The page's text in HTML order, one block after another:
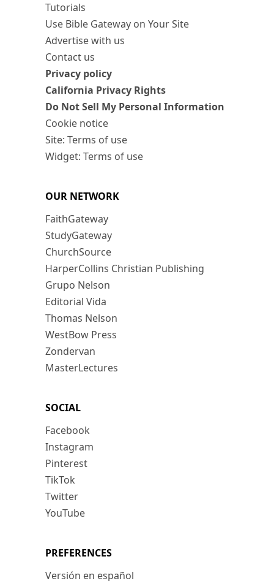
Tutorials
Use Bible Gateway on Your Site
Advertise with us
Contact us
Privacy policy
California Privacy Rights
Do Not Sell My Personal Information
Cookie notice
Site: Terms of use
Widget: Terms of use
OUR NETWORK
FaithGateway
StudyGateway
ChurchSource
HarperCollins Christian Publishing
Grupo Nelson
Editorial Vida
Thomas Nelson
WestBow Press
Zondervan
MasterLectures
SOCIAL
Facebook
Instagram
Pinterest
TikTok
Twitter
YouTube
PREFERENCES
Versión en español